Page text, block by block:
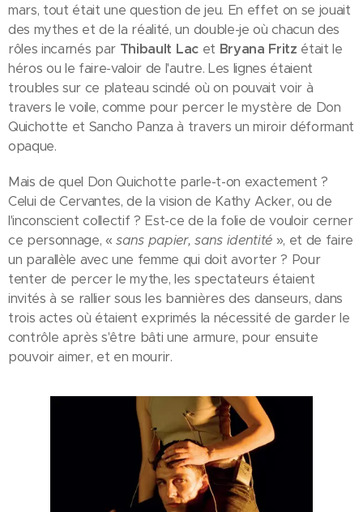
mars, tout était une question de jeu. En effet on se jouait
des mythes et de la réalité, un double-je où chacun des
rôles incarnés par Thibault Lacet Bryana Fritz était le
héros ou le faire-valoir de l'autre. Les lignes étaient
troubles sur ce plateau scindé où on pouvait voir à
travers le voile, comme pour percer le mystère de Don
Quichotte et Sancho Panza à travers un miroir déformant
opaque.
Mais de quel Don Quichotte parle-t-on exactement ?
Celui de Cervantes, de la vision de Kathy Acker, ou de
l'inconscient collectif ? Est-ce de la folie de vouloir cerner
ce personnage, «sans papier, sans identité», et de faire
un parallèle avec une femme qui doit avorter ? Pour
tenter de percer le mythe, les spectateurs étaient
invités à se rallier sous les bannières des danseurs, dans
trois actes où étaient exprimés la nécessité de garder le
contrôle après s'être bâti une armure, pour ensuite
pouvoir aimer, et en mourir.